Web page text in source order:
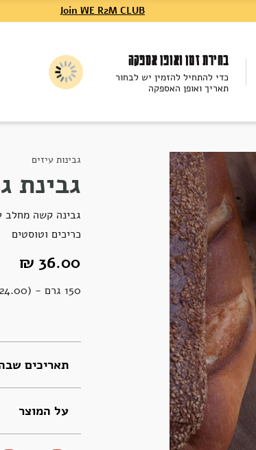
Join WE R2M CLUB
בחירת זמן ואופן אספקה
כדי להתחיל להזמין יש לבחור
תאריך ואופן האספקה
גבינות עיזים
גבינת
גבינה קשה מחלב
כריכים וטוסטים
150 גרם - (24.00 ‏₪ / 100 גרם)
36.00 ₪
תאריכים
על המוצר